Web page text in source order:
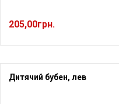
205,00грн.
Дитячий бубен, лев